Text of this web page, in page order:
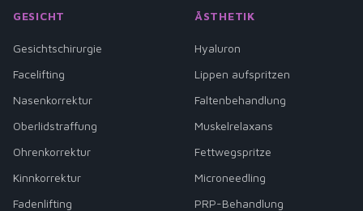
GESICHT
Gesichtschirurgie
Facelifting
Nasenkorrektur
Oberlidstraffung
Ohrenkorrektur
Kinnkorrektur
Fadenlifting
ÄSTHETIK
Hyaluron
Lippen aufspritzen
Faltenbehandlung
Muskelrelaxans
Fettwegspritze
Microneedling
PRP-Behandlung